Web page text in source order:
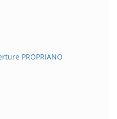
PROPRIANO